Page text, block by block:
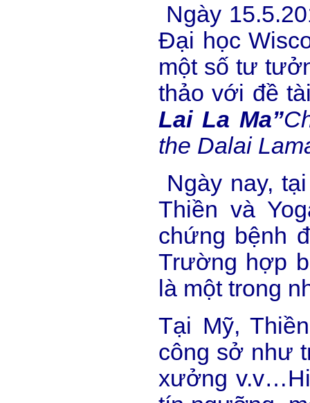
Ngày
Đại học
một số tư
thảo với đề
Lai La Ma”
the Dalai
Ngày nay,
Thiền và
chứng bệnh
Trường hợp
là một trong
Tại Mỹ,
công sở như
xưởng